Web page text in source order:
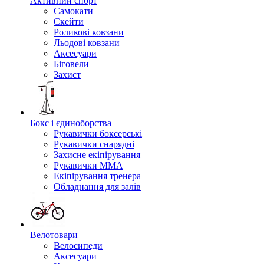
Самокати
Скейти
Роликові ковзани
Льодові ковзани
Аксесуари
Біговели
Захист
Бокс і єдиноборства
Рукавички боксерські
Рукавички снарядні
Захисне екіпірування
Рукавички ММА
Екіпірування тренера
Обладнання для залів
Велотовари
Велосипеди
Аксесуари